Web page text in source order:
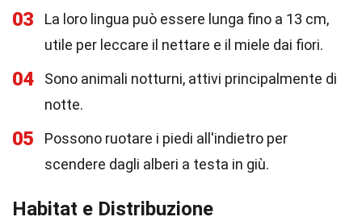
03
La loro lingua può essere lunga fino a 13 cm,
utile per leccare il nettare e il miele dai fiori.
04
Sono animali notturni, attivi principalmente di
notte.
05
Possono ruotare i piedi all'indietro per
scendere dagli alberi a testa in giù.
Habitat e Distribuzione